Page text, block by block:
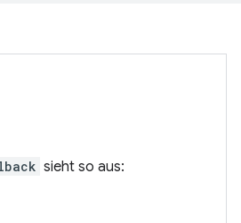
sieht so aus: